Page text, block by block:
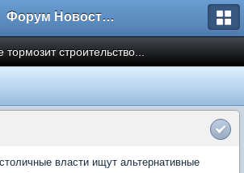
Форум Новостройки
строительство...
власти ищут альтернативные